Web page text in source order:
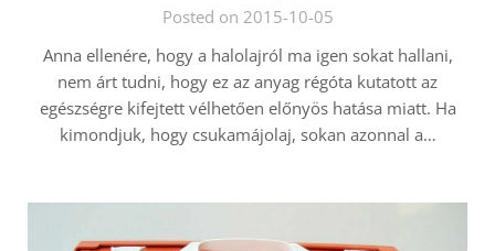
Posted on 2015-10-05
Anna ellenére, hogy a halolajról ma igen sokat hallani,
nem árt tudni, hogy ez az anyag régóta kutatott az
egészségre kifejtett vélhetően előnyös hatása miatt. Ha
kimondjuk, hogy csukamájolaj, sokan azonnal a…